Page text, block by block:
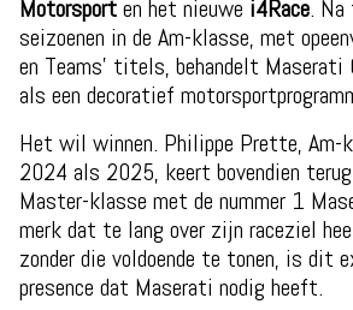
Motorsporten het nieuwe i4Race. Na
seizoenen in de Am-klasse, met
en Teams’ titels, behandelt
als een decoratief
Het wil winnen. Philippe Prette, Am-
2024 als 2025, keert bovendien
Master-klasse met de nummer 1
merk dat te lang over zijn raceziel
zonder die voldoende te tonen, is dit
presence dat Maserati nodig heeft.